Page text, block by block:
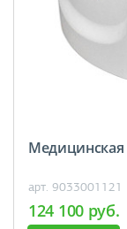
Медицинская
арт.
124 100 руб.